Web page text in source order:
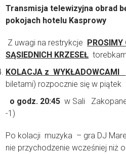
Transmisja telewizyjna obrad
pokojach hotelu Kasprowy
Z uwagi na restrykcje
SĄSIEDNICH KRZESEŁ
KOLACJA z WYKŁADOWCAMI
biletami) rozpocznie się w piątek
o godz. 20:45 w Sali
-1)
Po kolacji muzyka – gra DJ
nie przychodzenie wcześniej niż o